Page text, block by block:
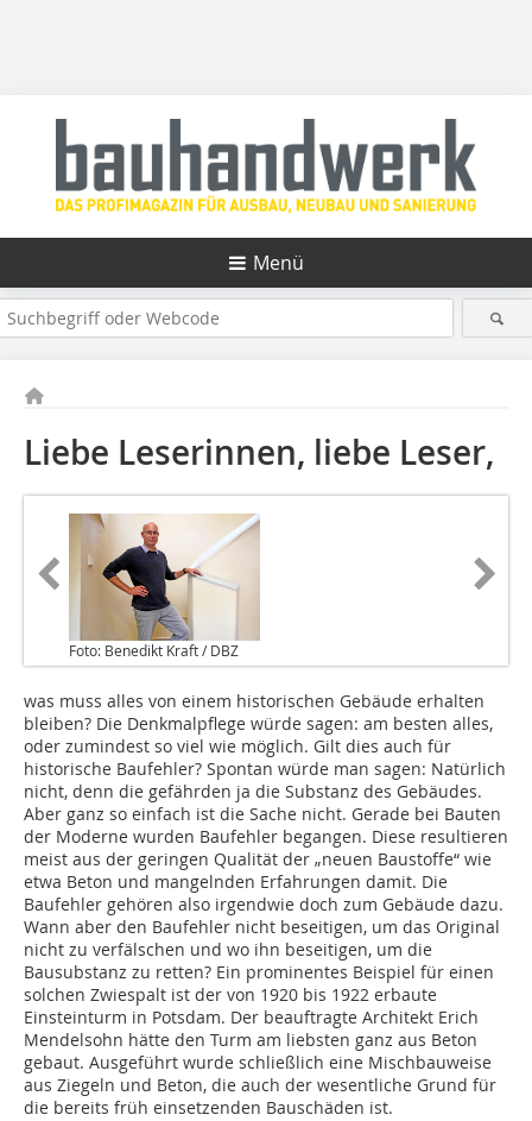
Menü
Liebe Leserinnen, liebe Leser,
Foto: Benedikt Kraft / DBZ
was muss alles von einem historischen Gebäude erhalten
bleiben? Die Denkmalpflege würde sagen: am besten alles,
oder zumindest so viel wie möglich. Gilt dies auch für
historische Baufehler? Spontan würde man sagen: Natürlich
nicht, denn die gefährden ja die Substanz des Gebäudes.
Aber ganz so einfach ist die Sache nicht. Gerade bei Bauten
der Moderne wurden Baufehler begangen. Diese resultieren
meist aus der geringen Qualität der „neuen Baustoffe“ wie
etwa Beton und mangelnden Erfahrungen damit. Die
Baufehler gehören also irgendwie doch zum Gebäude dazu.
Wann aber den Baufehler nicht beseitigen, um das Original
nicht zu verfälschen und wo ihn beseitigen, um die
Bausubstanz zu retten? Ein prominentes Beispiel für einen
solchen Zwiespalt ist der von 1920 bis 1922 erbaute
Einsteinturm in Potsdam. Der beauftragte Architekt Erich
Mendelsohn hätte den Turm am liebsten ganz aus Beton
gebaut. Ausgeführt wurde schließlich eine Mischbauweise
aus Ziegeln und Beton, die auch der wesentliche Grund für
die bereits früh einsetzenden Bauschäden ist.